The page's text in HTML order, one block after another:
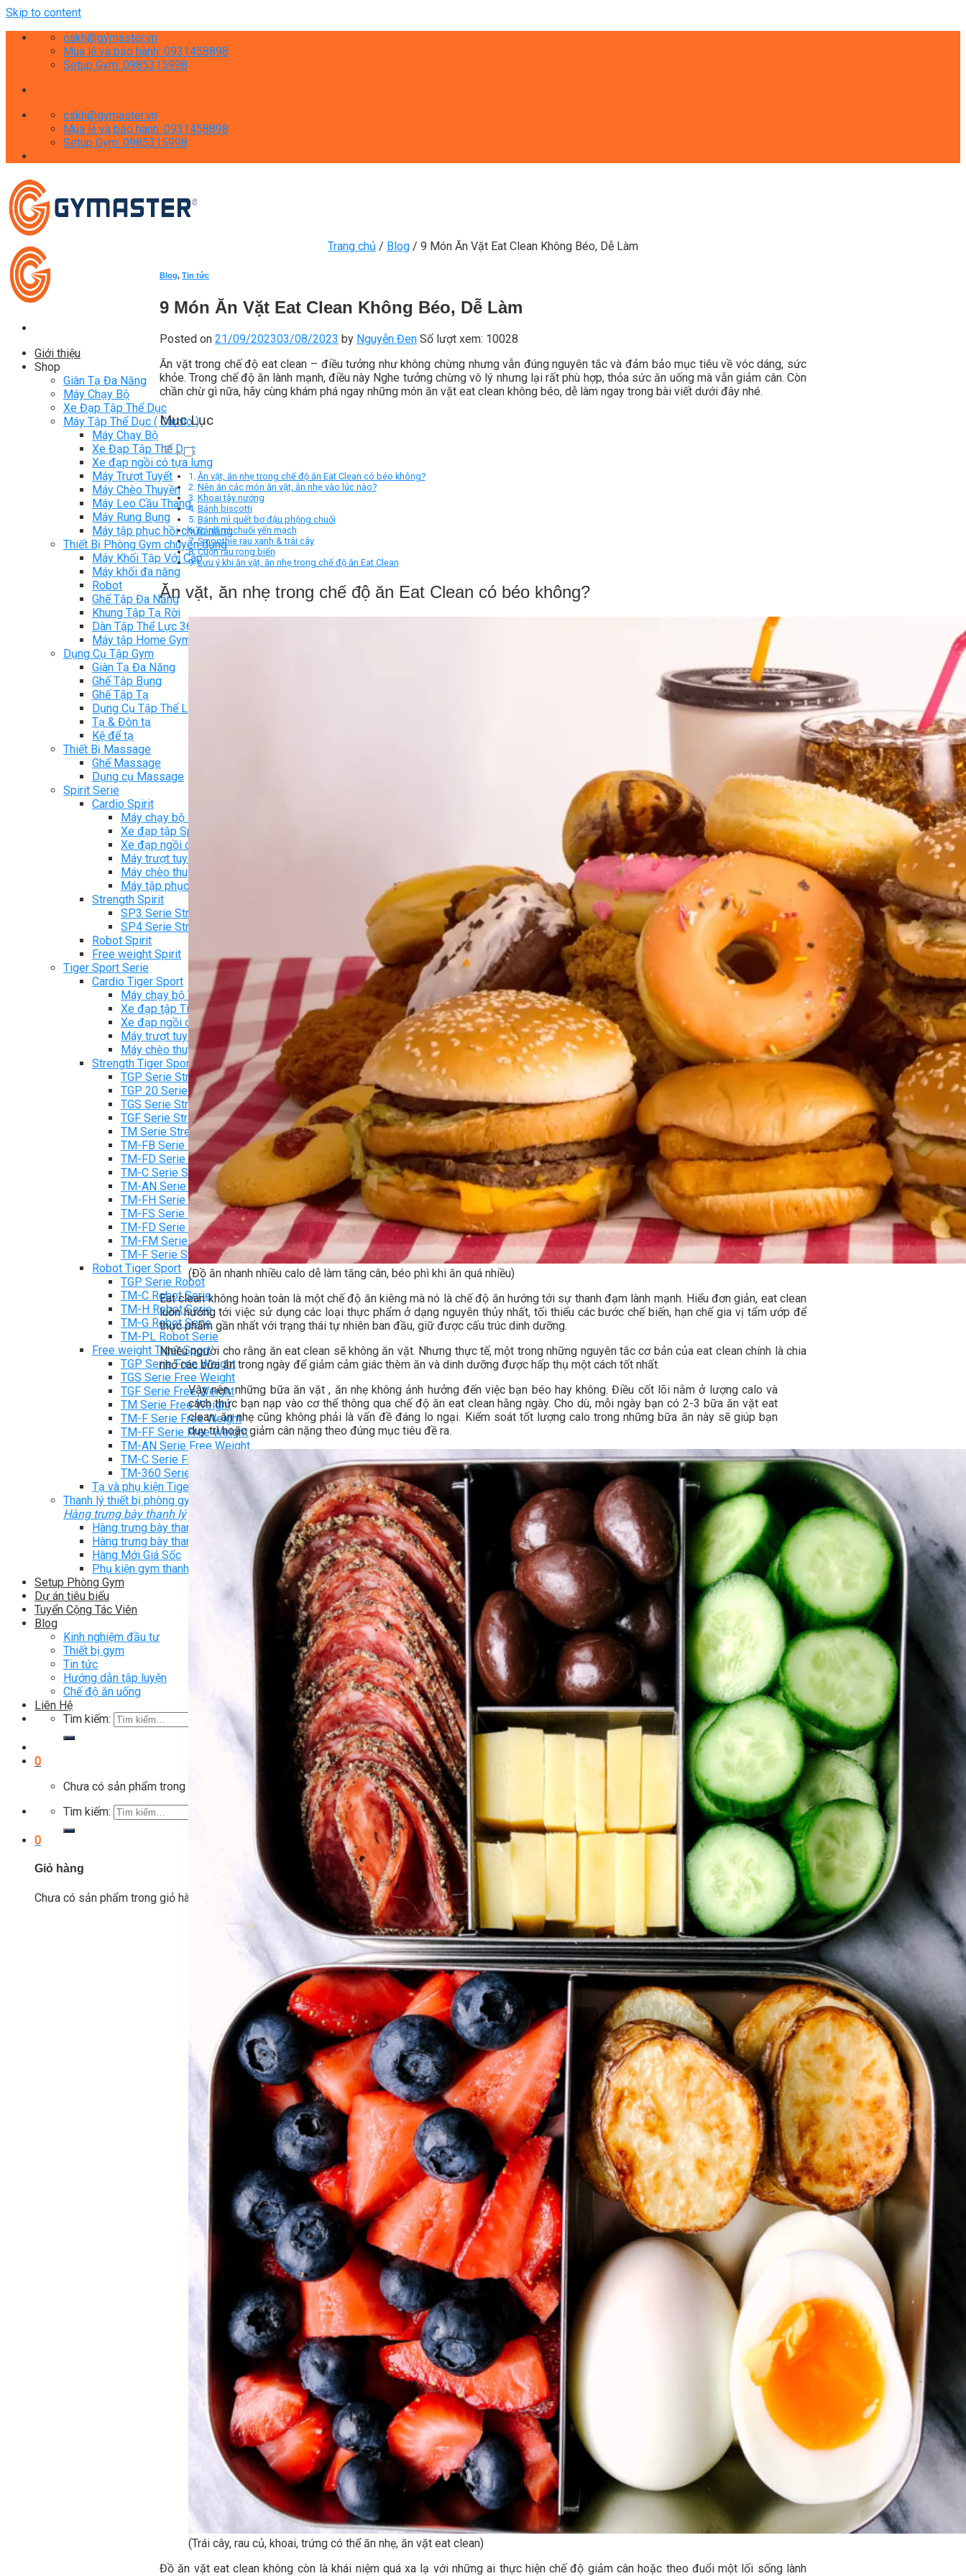
Skip to content
cskh@gymaster.vn
Mua lẻ và bảo hành: 0931458898
Setup Gym: 0985315998
cskh@gymaster.vn
Mua lẻ và bảo hành: 0931458898
Setup Gym: 0985315998
Giới thiệu
Shop
Giàn Tạ Đa Năng
Máy Chạy Bộ
Xe Đạp Tập Thể Dục
Máy Tập Thể Dục ( Cardio )
Máy Chạy Bộ
Xe Đạp Tập Thể Dục
Xe đạp ngồi có tựa lưng
Máy Trượt Tuyết
Máy Chèo Thuyền
Máy Leo Cầu Thang
Máy Rung Bụng
Máy tập phục hồi chức năng
Thiết Bị Phòng Gym chuyên dụng
Máy Khối Tập Với Cáp
Máy khối đa năng
Robot
Ghế Tập Đa Năng
Khung Tập Tạ Rời
Dàn Tập Thể Lực 360
Máy tập Home Gym
Dụng Cụ Tập Gym
Giàn Tạ Đa Năng
Ghế Tập Bụng
Ghế Tập Tạ
Dụng Cụ Tập Thể Lực
Tạ & Đòn tạ
Kệ để tạ
Thiết Bị Massage
Ghế Massage
Dụng cụ Massage
Spirit Serie
Cardio Spirit
Máy chạy bộ Spirit
Xe đạp tập Spirit
Xe đạp ngồi có tựa lưng Spirit
Máy trượt tuyết Spirit
Máy chèo thuyền Spirit
Máy tập phục hồi chức năng Spirit
Strength Spirit
SP3 Serie Strength Spirit
SP4 Serie Strength Spirit
Robot Spirit
Free weight Spirit
Tiger Sport Serie
Cardio Tiger Sport
Máy chạy bộ Tiger Sport
Xe đạp tập Tiger Sport
Xe đạp ngồi có tựa lưng Tiger Sport
Máy trượt tuyết Tiger Sport
Máy chèo thuyền Tiger Sport
Strength Tiger Sport
TGP Serie Strength
TGP 20 Serie Strength
TGS Serie Strength
TGF Serie Strength
TM Serie Strength
TM-FB Serie Strength
TM-FD Serie Strength
TM-C Serie Strength
TM-AN Serie Strength
TM-FH Serie Strength
TM-FS Serie Strength
TM-FD Serie Strength
TM-FM Serie Strengh
TM-F Serie Strength
Robot Tiger Sport
TGP Serie Robot
TM-C Robot Serie
TM-H Robot Serie
TM-G Robot Serie
TM-PL Robot Serie
Free weight Tiger Sport
TGP Serie Free Weight
TGS Serie Free Weight
TGF Serie Free Weight
TM Serie Free Weight
TM-F Serie Free Weight
TM-FF Serie Free Weight
TM-AN Serie Free Weight
TM-C Serie Free Weight
TM-360 Serie
Tạ và phụ kiện Tiger Sport
Thanh lý thiết bị phòng gym
Hàng trưng bày thanh lý
Hàng trưng bày thanh lý Gym
Hàng trưng bày thanh lý Cardio
Hàng Mới Giá Sốc
Phụ kiện gym thanh lý
Setup Phòng Gym
Dự án tiêu biểu
Tuyển Cộng Tác Viên
Blog
Kinh nghiệm đầu tư
Thiết bị gym
Tin tức
Hướng dẫn tập luyện
Chế độ ăn uống
Liên Hệ
Tìm kiếm:
0
Chưa có sản phẩm trong giỏ hàng.
Tìm kiếm:
0
Giỏ hàng
Chưa có sản phẩm trong giỏ hàng.
Trang chủ / Blog / 9 Món Ăn Vặt Eat Clean Không Béo, Dễ Làm
Blog, Tin tức
9 Món Ăn Vặt Eat Clean Không Béo, Dễ Làm
Posted on 21/09/202303/08/2023 by Nguyễn Đen Số lượt xem: 10028
Ăn vặt trong chế độ eat clean – điều tưởng như không chừng nhưng vẫn đúng nguyên tắc và đảm bảo mục tiêu về vóc dáng, sức
khỏe. Trong chế độ ăn lành mạnh, điều này Nghe tưởng chừng vô lý nhưng lại rất phù hợp, thỏa sức ăn uống mà vẫn giảm cân. Còn
chần chừ gì nữa, hãy cùng khám phá ngay những món ăn vặt eat clean không béo, dễ làm ngay trong bài viết dưới đây nhé.
Mục Lục
Ăn vặt, ăn nhẹ trong chế độ ăn Eat Clean có béo không?
Nên ăn các món ăn vặt, ăn nhẹ vào lúc nào?
Khoai tây nướng
Bánh biscotti
Bánh mì quết bơ đậu phộng chuối
Bánh mì chuối yến mạch
Smoothie rau xanh & trái cây
Cuộn rau rong biển
Lưu ý khi ăn vặt, ăn nhẹ trong chế độ ăn Eat Clean
Ăn vặt, ăn nhẹ trong chế độ ăn Eat Clean có béo không?
(Đồ ăn nhanh nhiều calo dễ làm tăng cân, béo phì khi ăn quá nhiều)
Eat clean không hoàn toàn là một chế độ ăn kiêng mà nó là chế độ ăn hướng tới sự thanh đạm lành mạnh. Hiểu đơn giản, eat clean
luôn hướng tới việc sử dụng các loại thực phẩm ở dạng nguyên thủy nhất, tối thiểu các bước chế biến, hạn chế gia vị tẩm ướp để
thực phẩm gần nhất với trạng thái tự nhiên ban đầu, giữ được cấu trúc dinh dưỡng.
Nhiều người cho rằng ăn eat clean sẽ không ăn vặt. Nhưng thực tế, một trong những nguyên tắc cơ bản của eat clean chính là chia
nhỏ các bữa ăn trong ngày để giảm cảm giác thèm ăn và dinh dưỡng được hấp thụ một cách tốt nhất.
Vậy nên, những bữa ăn vặt , ăn nhẹ không ảnh hưởng đến việc bạn béo hay không. Điều cốt lõi nằm ở lượng calo và
cách thức bạn nạp vào cơ thể thông qua chế độ ăn eat clean hằng ngày. Cho dù, mỗi ngày bạn có 2-3 bữa ăn vặt eat
clean, ăn nhẹ cũng không phải là vấn đề đáng lo ngại. Kiểm soát tốt lượng calo trong những bữa ăn này sẽ giúp bạn
duy trì hoặc giảm cân nặng theo đúng mục tiêu đề ra.
(Trái cây, rau củ, khoai, trứng có thể ăn nhẹ, ăn vặt eat clean)
Đồ ăn vặt eat clean không còn là khái niệm quá xa lạ với những ai thực hiện chế độ giảm cân hoặc theo đuổi một lối sống lành